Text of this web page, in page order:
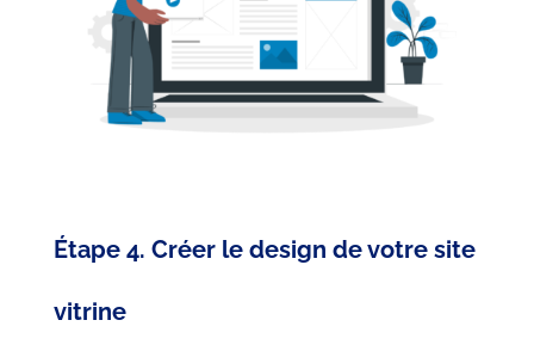
Étape 4. Créer le design de votre site
vitrine